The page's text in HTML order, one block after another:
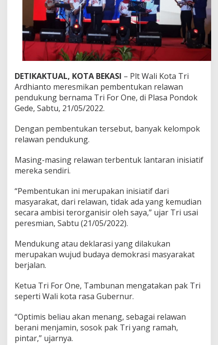
n
e
K
t
a
B
e
k
a
s
i
DETIKAKTUAL, KOTA BEKASI – Plt Wali Kota Tri
Ardhianto meresmikan pembentukan relawan
pendukung bernama Tri For One, di Plasa Pondok
Gede, Sabtu, 21/05/2022.
Dengan pembentukan tersebut, banyak kelompok
relawan pendukung.
Masing-masing relawan terbentuk lantaran inisiatif
mereka sendiri.
“Pembentukan ini merupakan inisiatif dari
masyarakat, dari relawan, tidak ada yang kemudian
secara ambisi terorganisir oleh saya,” ujar Tri usai
peresmian, Sabtu (21/05/2022).
Mendukung atau deklarasi yang dilakukan
merupakan wujud budaya demokrasi masyarakat
berjalan.
Ketua Tri For One, Tambunan mengatakan pak Tri
seperti Wali kota rasa Gubernur.
“Optimis beliau akan menang, sebagai relawan
berani menjamin, sosok pak Tri yang ramah,
pintar,” ujarnya.